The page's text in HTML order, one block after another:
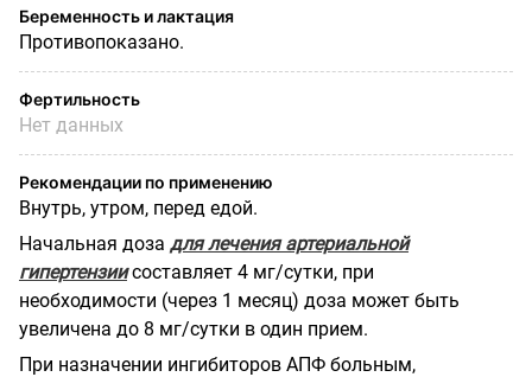
Беременность и лактация
Противопоказано.
Фертильность
Нет данных
Рекомендации по применению
Внутрь, утром, перед едой.
Начальная доза для лечения артериальной
гипертензиисоставляет 4 мг/сутки, при
необходимости (через 1 месяц) доза может быть
увеличена до 8 мг/сутки в один прием.
При назначении ингибиторов АПФ больным,